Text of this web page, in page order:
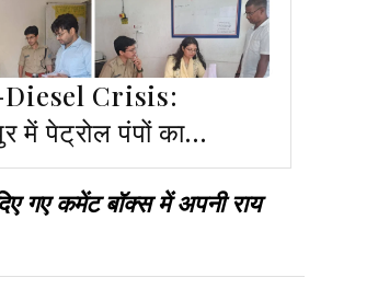
Crisis:
में पेट्रोल पंपों का
ने की जांच
गए कमेंट बॉक्स में अपनी राय